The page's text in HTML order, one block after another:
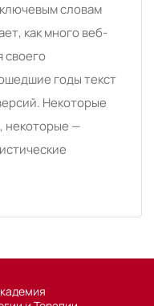
словам
как много веб-
своего
годы текст
Некоторые
некоторые —